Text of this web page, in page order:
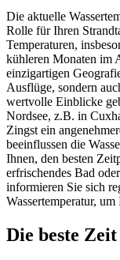
Die aktuelle
Rolle für Ihren
Temperaturen,
kühleren Monaten im
einzigartigen
Ausflüge, sondern
wertvolle Einblicke
Nordsee, z.B. in
Zingst ein
beeinflussen die
Ihnen, den besten
erfrischendes Bad
informieren Sie sich
Wassertemperatur,
Die beste